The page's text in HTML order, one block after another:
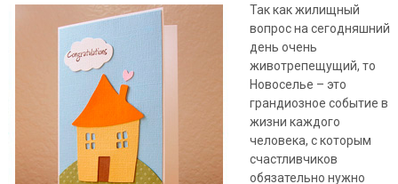
Так как жилищный
вопрос на сегодняшний
день очень
животрепещущий, то
Новоселье – это
грандиозное событие в
жизни каждого
человека, с которым
счастливчиков
обязательно нужно